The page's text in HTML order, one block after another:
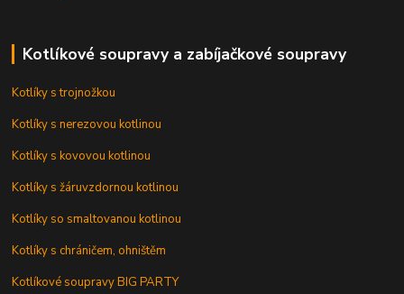
Kotlíkové soupravy a zabíjačkové soupravy
Kotlíky s trojnožkou
Kotlíky s nerezovou kotlinou
Kotlíky s kovovou kotlinou
Kotlíky s žáruvzdornou kotlinou
Kotlíky so smaltovanou kotlinou
Kotlíky s chráničem, ohništěm
Kotlíkové soupravy BIG PARTY